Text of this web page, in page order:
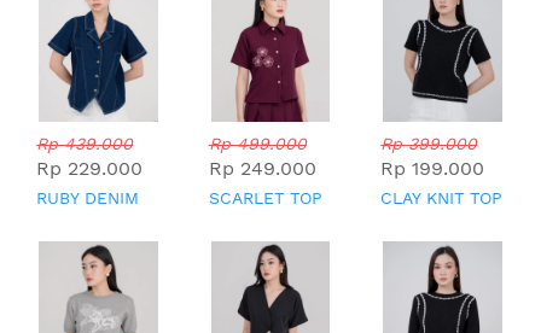
Rp 439.000
Rp 229.000
RUBY DENIM
Rp 499.000
Rp 249.000
SCARLET TOP
Rp 399.000
Rp 199.000
CLAY KNIT TOP